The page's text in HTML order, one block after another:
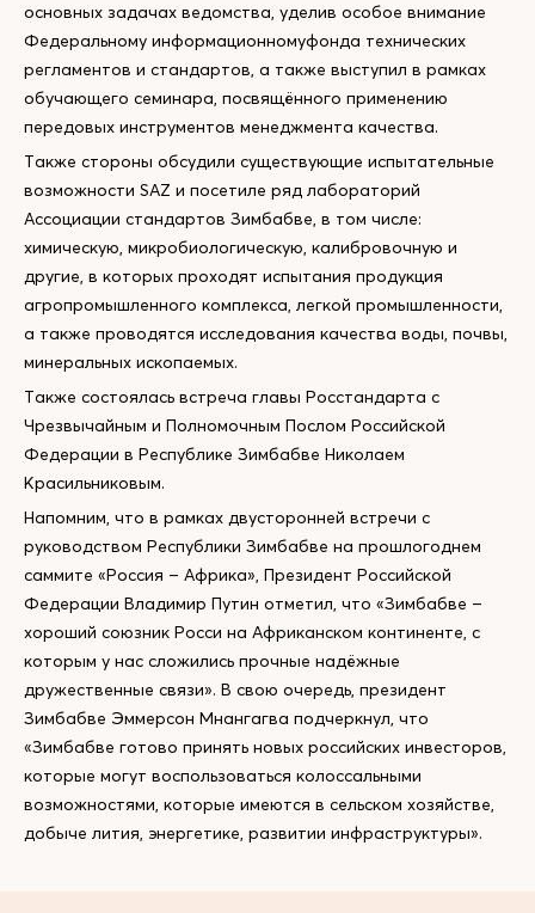
основных задачах ведомства, уделив особое внимание
Федеральному информационномуфонда технических
регламентов и стандартов, а также выступил в рамках
обучающего семинара, посвящённого применению
передовых инструментов менеджмента качества.
Также стороны обсудили существующие испытательные
возможности SAZ и посетиле ряд лабораторий
Ассоциации стандартов Зимбабве, в том числе:
химическую, микробиологическую, калибровочную и
другие, в которых проходят испытания продукция
агропромышленного комплекса, легкой промышленности,
а также проводятся исследования качества воды, почвы,
минеральных ископаемых.
Также состоялась встреча главы Росстандарта с
Чрезвычайным и Полномочным Послом Российской
Федерации в Республике Зимбабве Николаем
Красильниковым.
Напомним, что в рамках двусторонней встречи с
руководством Республики Зимбабве на прошлогоднем
саммите «Россия – Африка», Президент Российской
Федерации Владимир Путин отметил, что «Зимбабве –
хороший союзник Росси на Африканском континенте, с
которым у нас сложились прочные надёжные
дружественные связи». В свою очередь, президент
Зимбабве Эммерсон Мнангагва подчеркнул, что
«Зимбабве готово принять новых российских инвесторов,
которые могут воспользоваться колоссальными
возможностями, которые имеются в сельском хозяйстве,
добыче лития, энергетике, развитии инфраструктуры».